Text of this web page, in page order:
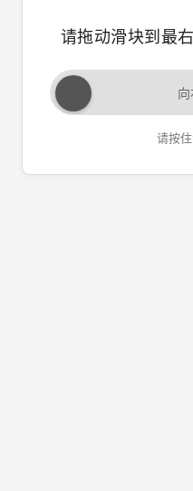
请拖动滑块到最
请按